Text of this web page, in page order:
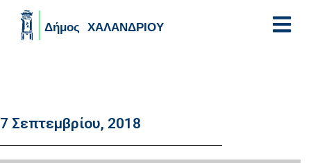
7 Σεπτεμβρίου, 2018